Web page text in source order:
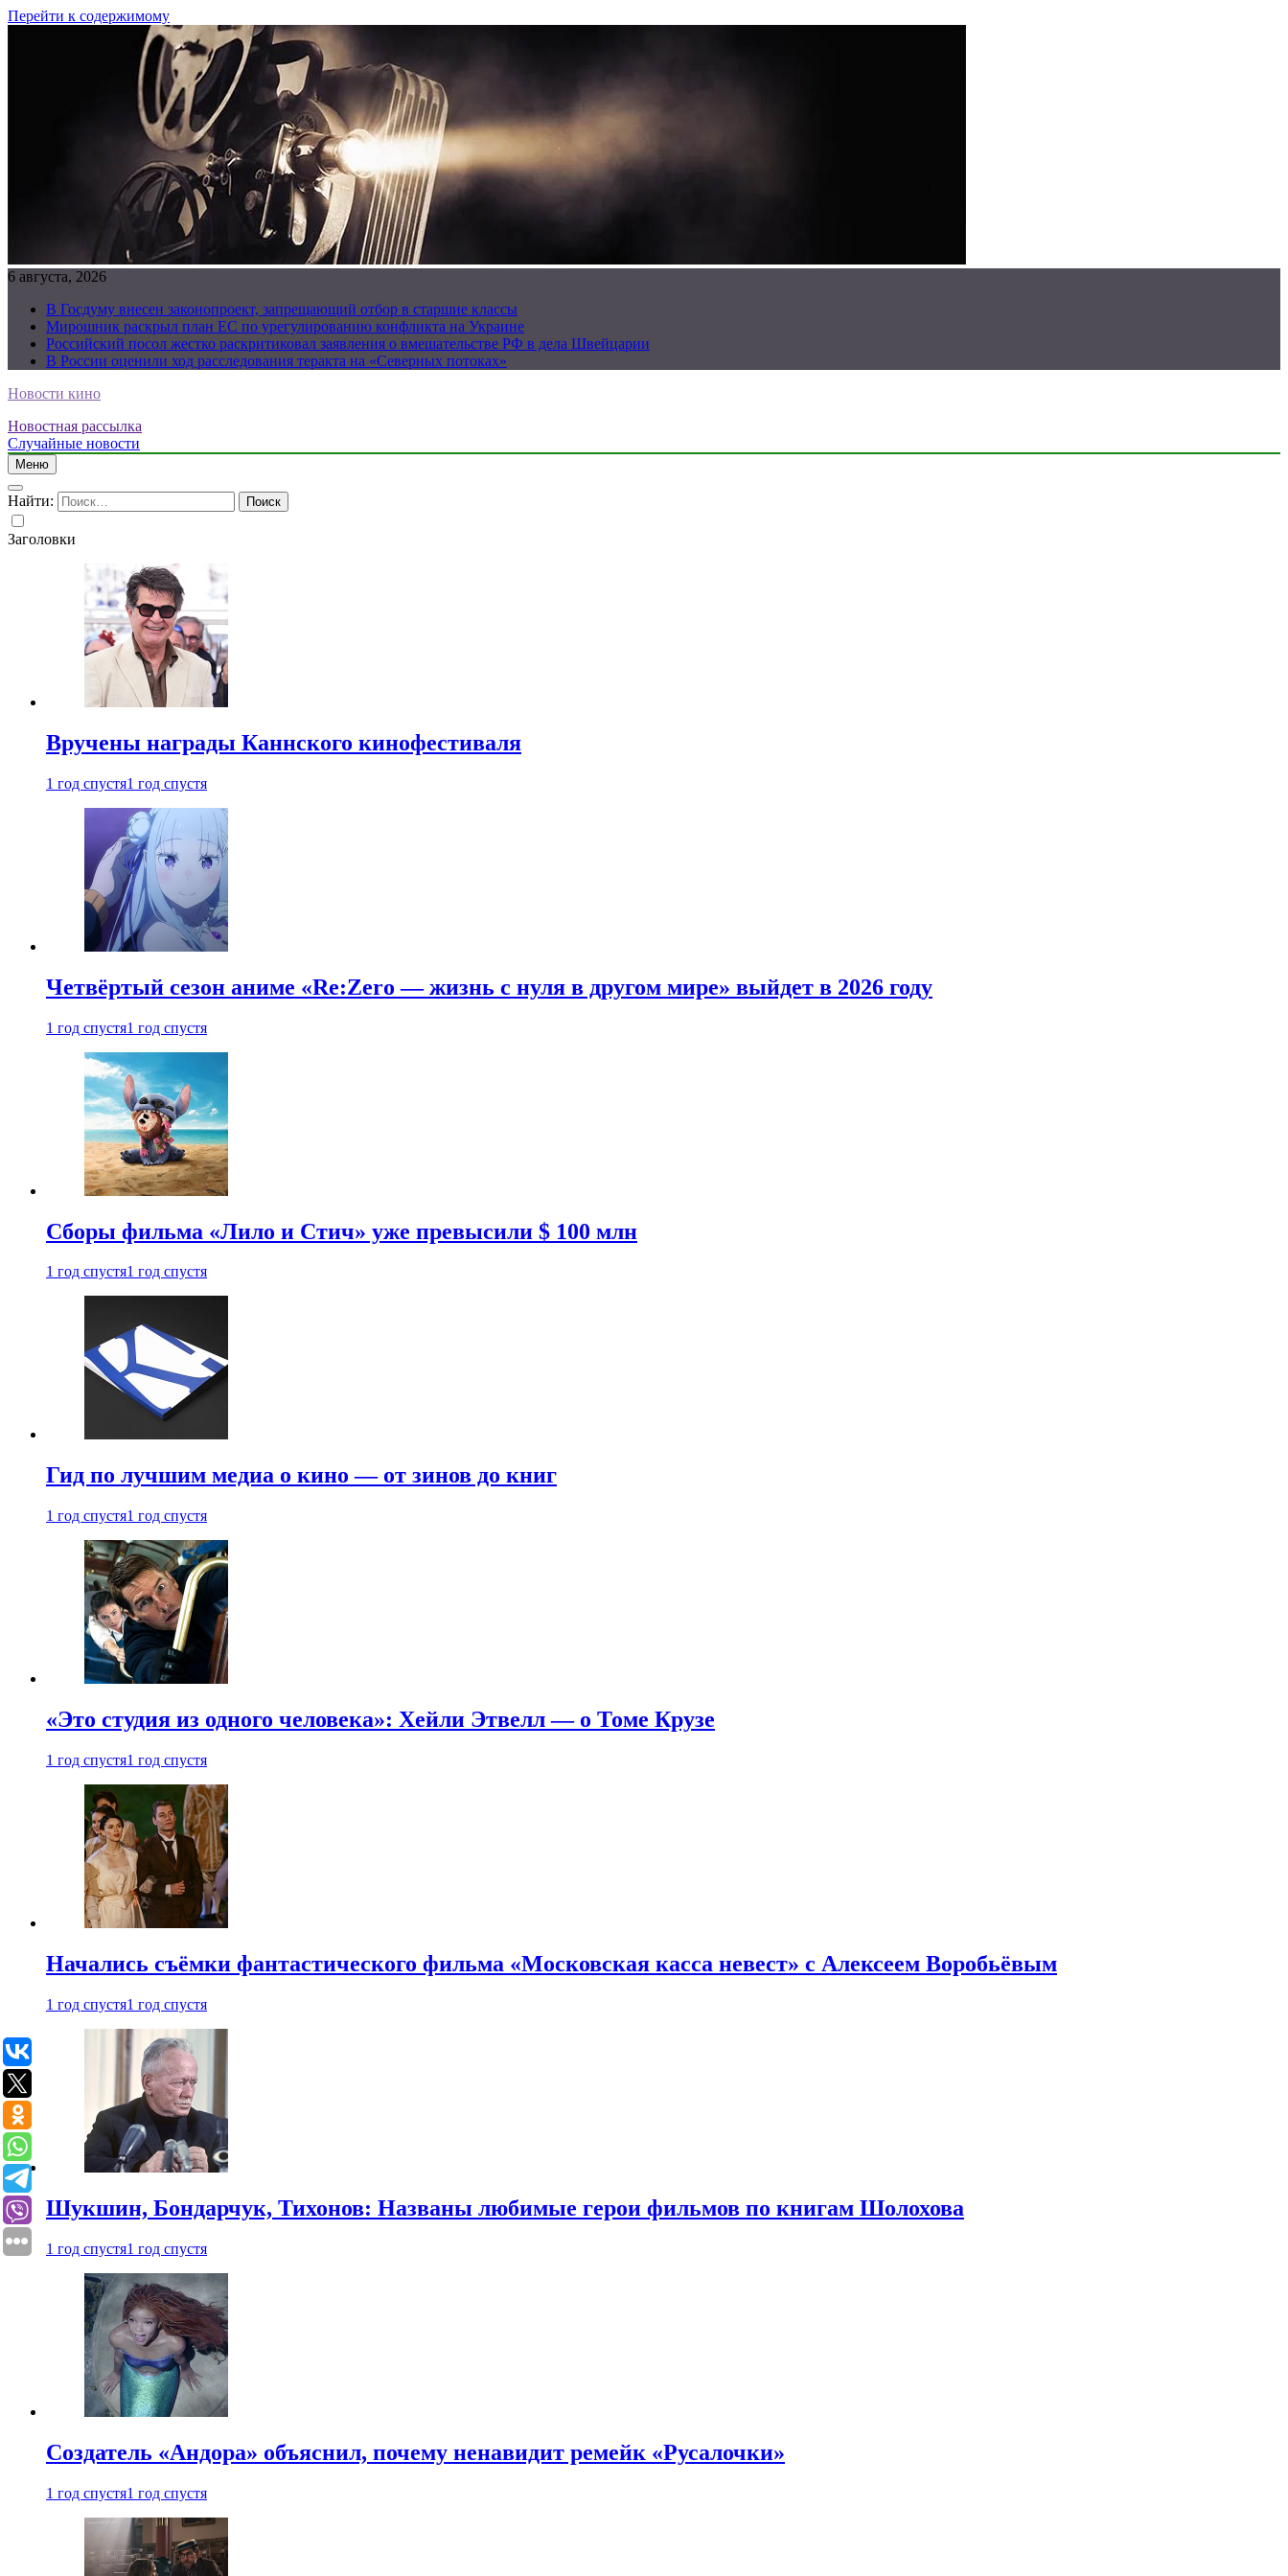
Перейти к содержимому
6 августа, 2026
В Госдуму внесен законопроект, запрещающий отбор в старшие классы
Мирошник раскрыл план ЕС по урегулированию конфликта на Украине
Российский посол жестко раскритиковал заявления о вмешательстве РФ в дела Швейцарии
В России оценили ход расследования теракта на «Северных потоках»
Новости кино
Новостная рассылка
Случайные новости
Меню
Найти:
Заголовки
Вручены награды Каннского кинофестиваля
1 год спустя1 год спустя
Четвёртый сезон аниме «Re:Zero — жизнь с нуля в другом мире» выйдет в 2026 году
1 год спустя1 год спустя
Сборы фильма «Лило и Стич» уже превысили $ 100 млн
1 год спустя1 год спустя
Гид по лучшим медиа о кино — от зинов до книг
1 год спустя1 год спустя
«Это студия из одного человека»: Хейли Этвелл — о Томе Крузе
1 год спустя1 год спустя
Начались съёмки фантастического фильма «Московская касса невест» с Алексеем Воробьёвым
1 год спустя1 год спустя
Шукшин, Бондарчук, Тихонов: Названы любимые герои фильмов по книгам Шолохова
1 год спустя1 год спустя
Создатель «Андора» объяснил, почему ненавидит ремейк «Русалочки»
1 год спустя1 год спустя